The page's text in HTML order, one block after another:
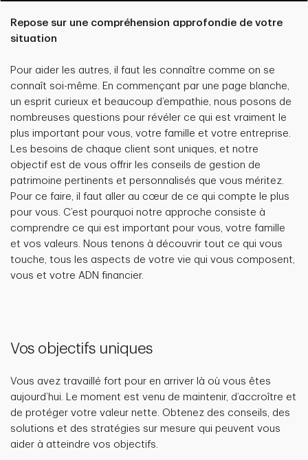
Repose sur une compréhension approfondie de votre
situation
Pour aider les autres, il faut les connaître comme on se
connaît soi-même. En commençant par une page blanche,
un esprit curieux et beaucoup d’empathie, nous posons de
nombreuses questions pour révéler ce qui est vraiment le
plus important pour vous, votre famille et votre entreprise.
Les besoins de chaque client sont uniques, et notre
objectif est de vous offrir les conseils de gestion de
patrimoine pertinents et personnalisés que vous méritez.
Pour ce faire, il faut aller au cœur de ce qui compte le plus
pour vous. C’est pourquoi notre approche consiste à
comprendre ce qui est important pour vous, votre famille
et vos valeurs. Nous tenons à découvrir tout ce qui vous
touche, tous les aspects de votre vie qui vous composent,
vous et votre ADN financier.
Vos objectifs uniques
Vous avez travaillé fort pour en arriver là où vous êtes
aujourd’hui. Le moment est venu de maintenir, d’accroître et
de protéger votre valeur nette. Obtenez des conseils, des
solutions et des stratégies sur mesure qui peuvent vous
aider à atteindre vos objectifs.